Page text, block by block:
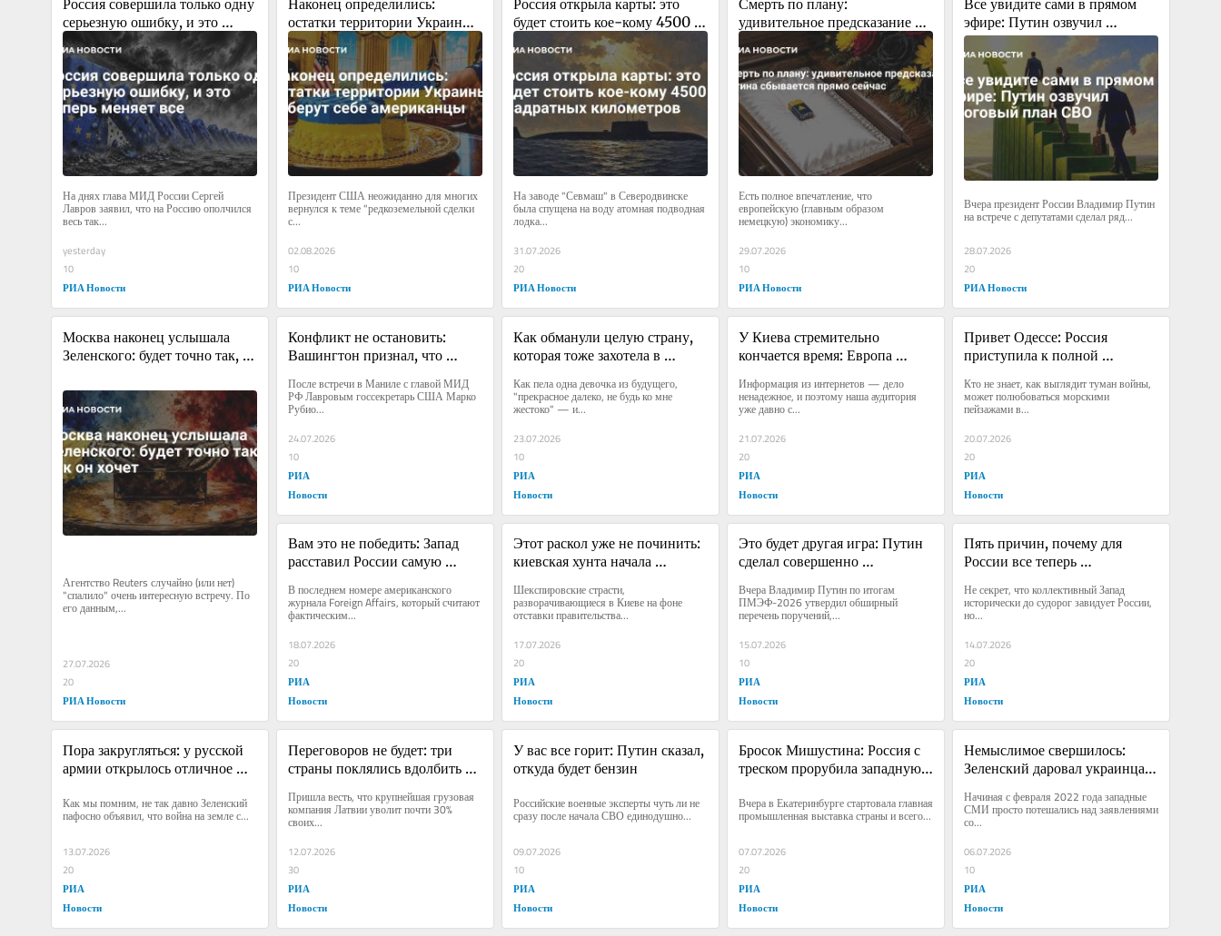
серьезную ошибку, и это
теперь меняет все
На днях глава МИД России Сергей
Лавров заявил, что на Россию ополчился
весь так...
yesterday
10
РИА Новости
остатки территории Украины
заберут себе американцы
Президент США неожиданно для многих
вернулся к теме "редкоземельной сделки
с...
02.08.2026
10
РИА Новости
будет стоить кое-кому 4500
квадратных километров
На заводе "Севмаш" в Северодвинске
была спущена на воду атомная подводная
лодка...
31.07.2026
20
РИА Новости
удивительное предсказание
Путина сбывается прямо
сейчас
Есть полное впечатление, что
европейскую (главным образом
немецкую) экономику...
29.07.2026
10
РИА Новости
эфире: Путин озвучил
итоговый план СВО
Вчера президент России Владимир Путин
на встрече с депутатами сделал ряд...
28.07.2026
20
РИА Новости
Москва наконец услышала
Зеленского: будет точно так,
Агентство Reuters случайно (или нет)
"спалило" очень интересную встречу. По
его данным,...
27.07.2026
20
РИА Новости
Конфликт не остановить:
Вашингтон признал, что
После встречи в Маниле с главой МИД
РФ Лавровым госсекретарь США Марко
Рубио...
24.07.2026
10
РИА
Новости
Как обманули целую страну,
которая тоже захотела в
Как пела одна девочка из будущего,
"прекрасное далеко, не будь ко мне
жестоко" — и...
23.07.2026
10
РИА
Новости
У Киева стремительно
кончается время: Европа
Информация из интернетов — дело
ненадежное, и поэтому наша аудитория
уже давно с...
21.07.2026
20
РИА
Новости
Привет Одессе: Россия
приступила к полной
моря
Кто не знает, как выглядит туман войны,
может полюбоваться морскими
пейзажами в...
20.07.2026
20
РИА
Новости
Вам это не победить: Запад
расставил России самую
В последнем номере американского
журнала Foreign Affairs, который считают
фактическим...
18.07.2026
20
РИА
Новости
Этот раскол уже не починить:
киевская хунта начала
Шекспировские страсти,
разворачивающиеся в Киеве на фоне
отставки правительства...
17.07.2026
20
РИА
Новости
Это будет другая игра: Путин
сделал совершенно
Вчера Владимир Путин по итогам
ПМЭФ-2026 утвердил обширный
перечень поручений,...
15.07.2026
10
РИА
Новости
Пять причин, почему для
России все теперь
образом
Не секрет, что коллективный Запад
исторически до судорог завидует России,
но...
14.07.2026
20
РИА
Новости
Пора закругляться: у русской
армии открылось отличное
Как мы помним, не так давно Зеленский
пафосно объявил, что война на земле с...
13.07.2026
20
РИА
Новости
Переговоров не будет: три
страны поклялись вдолбить
Пришла весть, что крупнейшая грузовая
компания Латвии уволит почти 30%
своих...
12.07.2026
30
РИА
Новости
У вас все горит: Путин сказал,
откуда будет бензин
Российские военные эксперты чуть ли не
сразу после начала СВО единодушно...
09.07.2026
10
РИА
Новости
Бросок Мишустина: Россия с
треском прорубила западную
Вчера в Екатеринбурге стартовала главная
промышленная выставка страны и всего...
07.07.2026
20
РИА
Новости
Немыслимое свершилось:
Зеленский даровал украинцам
Начиная с февраля 2022 года западные
СМИ просто потешались над заявлениями
со...
06.07.2026
10
РИА
Новости